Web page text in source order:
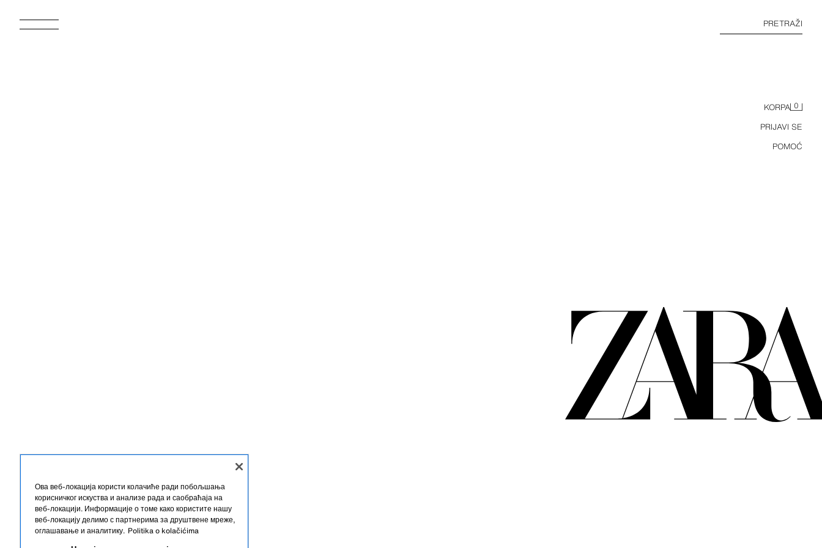
PRETRAŽI
KORPA 0
PRIJAVI SE
POMOĆ
Ова веб-локација користи колачиће ради побољшања
корисничког искуства и анализе рада и саобраћаја на
веб-локацији. Информације о томе како користите нашу
веб-локацију делимо с партнерима за друштвене мреже,
оглашавање и аналитику. Politika o kolačićima